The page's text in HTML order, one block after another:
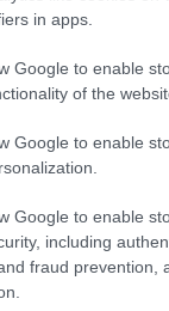
in apps.
Google to enable
of the
Google to enable
Google to enable
including
fraud prevention,
Balls!”:
με τον